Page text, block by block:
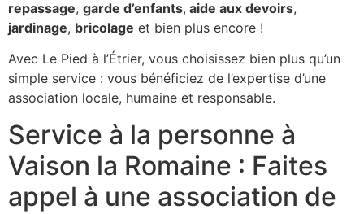
repassage, garde d’enfants, aide aux devoirs,
jardinage, bricolage et bien plus encore !
Avec Le Pied à l’Étrier, vous choisissez bien plus qu’un
simple service : vous bénéficiez de l’expertise d’une
association locale, humaine et responsable.
Service à la personne à
Vaison la Romaine : Faites
appel à une association de